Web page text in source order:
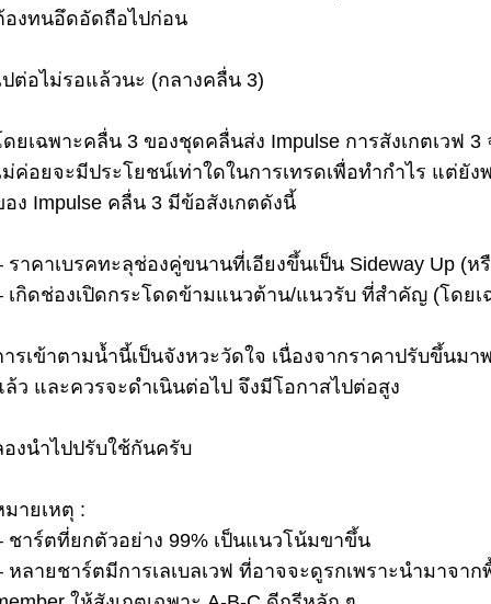
องทนอึดอัดถือไปก่อน
ปต่อไม่รอแล้วนะ (กลางคลื่น 3)
ดยเฉพาะคลื่น 3 ของชุดคลื่นส่ง Impulse การสังเกตเวฟ
ม่ค่อยจะมีประโยชน์เท่าใดในการเทรดเพื่อทำกำไร แต่ยั
อง Impulse คลื่น 3 มีข้อสังเกตดังนี้
ราคาเบรคทะลุช่องคู่ขนานที่เอียงขึ้นเป็น Sideway Up (ห
เกิดช่องเปิดกระโดดข้ามแนวต้าน/แนวรับ ที่สำคัญ (โดยเ
ารเข้าตามน้ำนี้เป็นจังหวะวัดใจ เนื่องจากราคาปรับขึ้นม
ล้ว และควรจะดำเนินต่อไป จึงมีโอกาสไปต่อสูง
องนำไปปรับใช้กันครับ
มายเหตุ :
ชาร์ตที่ยกตัวอย่าง 99% เป็นแนวโน้มขาขึ้น
หลายชาร์ตมีการเลเบลเวฟ ที่อาจจะดูรกเพราะนำมาจา